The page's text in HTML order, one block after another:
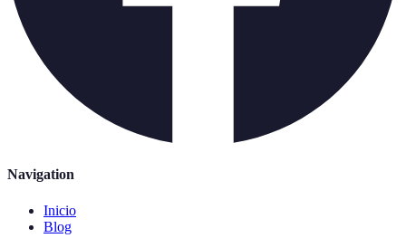
Navigation
Inicio
Blog